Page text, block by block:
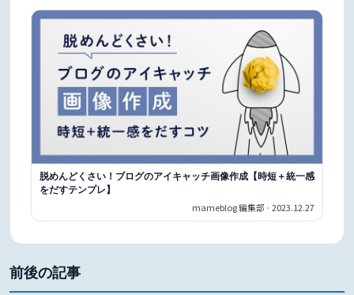
脱めんどくさい！ブログのアイキャッチ画像作成【時短＋統一感
をだすテンプレ】
mameblog 編集部 · 2023.12.27
前後の記事